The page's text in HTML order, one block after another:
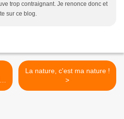
trop contraignant. Je renonce donc et
sur ce blog.
La nature, c'est ma nature !
>